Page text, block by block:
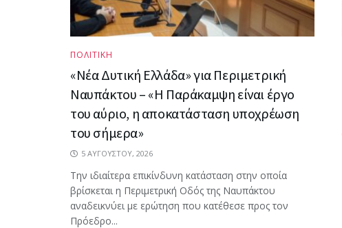
ΠΟΛΙΤΙΚΗ
«Νέα Δυτική Ελλάδα» για Περιμετρική
Ναυπάκτου – «Η Παράκαμψη είναι έργο
του αύριο, η αποκατάσταση υποχρέωση
του σήμερα»
5 ΑΥΓΟΎΣΤΟΥ, 2026
Την ιδιαίτερα επικίνδυνη κατάσταση στην οποία
βρίσκεται η Περιμετρική Οδός της Ναυπάκτου
αναδεικνύει με ερώτηση που κατέθεσε προς τον
Πρόεδρο...